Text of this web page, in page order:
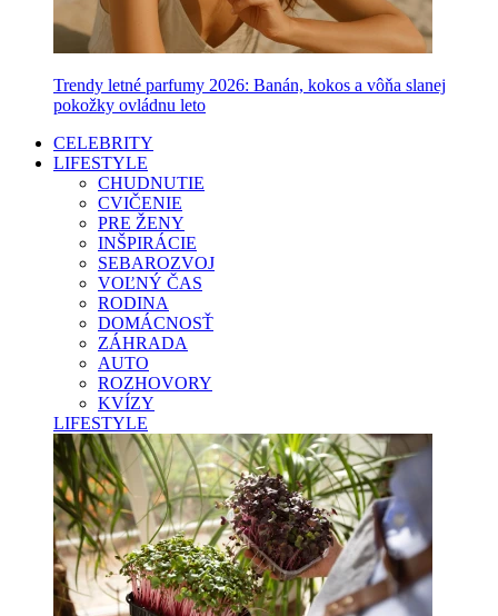
Trendy letné parfumy 2026: Banán, kokos a vôňa slanej
pokožky ovládnu leto
CELEBRITY
LIFESTYLE
CHUDNUTIE
CVIČENIE
PRE ŽENY
INŠPIRÁCIE
SEBAROZVOJ
VOĽNÝ ČAS
RODINA
DOMÁCNOSŤ
ZÁHRADA
AUTO
ROZHOVORY
KVÍZY
LIFESTYLE